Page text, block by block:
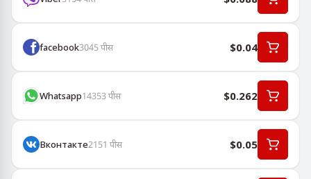
facebook3045पीस $0.04
Whatsapp14353पीस $0.262
Вконтакте2151 पीस $0.05